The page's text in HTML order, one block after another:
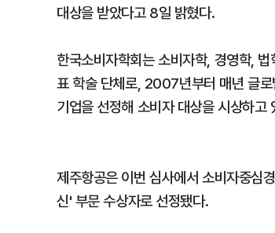
대상을 받았다고 8일 밝혔다.
한국소비자학회는 소비자학, 경영학,
표 학술 단체로, 2007년부터 매년 글
기업을 선정해 소비자 대상을 시상하고
제주항공은 이번 심사에서 소비자중
신' 부문 수상자로 선정됐다.